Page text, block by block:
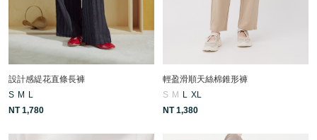
設計感緹花直條長褲
S M
L
NT 1,780
輕盈滑順天絲棉錐形褲
S M L XL
NT 1,380